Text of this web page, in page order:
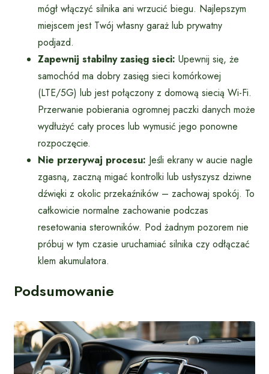
mógł włączyć silnika ani wrzucić biegu. Najlepszym
miejscem jest Twój własny garaż lub prywatny
podjazd.
Zapewnij stabilny zasięg sieci: Upewnij się, że
samochód ma dobry zasięg sieci komórkowej
(LTE/5G) lub jest połączony z domową siecią Wi-Fi.
Przerwanie pobierania ogromnej paczki danych może
wydłużyć cały proces lub wymusić jego ponowne
rozpoczęcie.
Nie przerywaj procesu: Jeśli ekrany w aucie nagle
zgasną, zaczną migać kontrolki lub usłyszysz dziwne
dźwięki z okolic przekaźników – zachowaj spokój. To
całkowicie normalne zachowanie podczas
resetowania sterowników. Pod żadnym pozorem nie
próbuj w tym czasie uruchamiać silnika czy odłączać
klem akumulatora.
Podsumowanie